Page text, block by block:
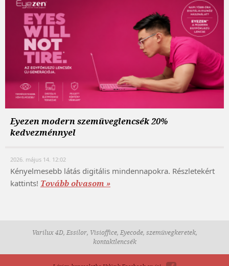
Eyezen modern szemüveglencsék 20%
kedvezménnyel
2026. május 14. 12:02
Kényelmesebb látás digitális mindennapokra. Részletekért
kattints! Tovább olvasom »
Varilux 4D, Essilor, Visioffice, Eyecode, szemüvegkeretek,
kontaktlencsék